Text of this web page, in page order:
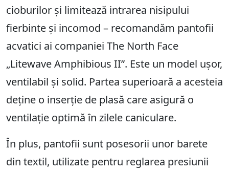
cioburilor și limitează intrarea nisipului
fierbinte și incomod – recomandăm pantofii
acvatici ai companiei The North Face
„Litewave Amphibious II”. Este un model ușor,
ventilabil și solid. Partea superioară a acesteia
deține o inserție de plasă care asigură o
ventilație optimă în zilele caniculare.
În plus, pantofii sunt posesorii unor barete
din textil, utilizate pentru reglarea presiunii